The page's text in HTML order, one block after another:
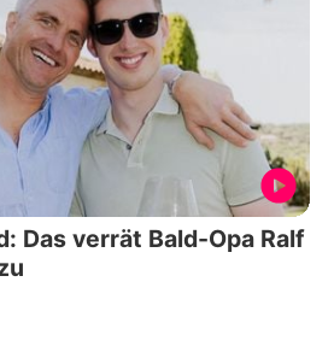
Das verrät Bald-Opa Ralf